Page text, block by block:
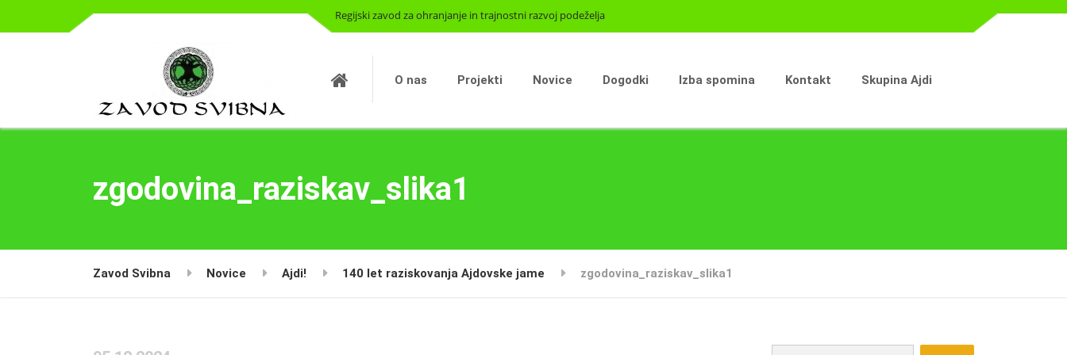
Regijski zavod za ohranjanje in trajnostni razvoj podeželja
O nas Projekti Novice Dogodki Izba spomina Kontakt Skupina Ajdi
zgodovina_raziskav_slika1
Zavod Svibna Novice Ajdi! 140 let raziskovanja Ajdovske jame zgodovina_raziskav_slika1